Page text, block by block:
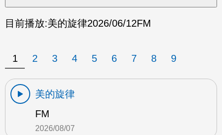
目前播放:美的旋律2026/06/12FM
1 2 3 4 5 6 7 8 9
美的旋律
FM
2026/08/07